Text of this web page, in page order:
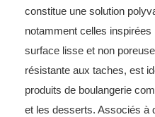
constitue une solution
notamment celles
surface lisse et non
résistante aux taches, est
produits de boulangerie
et les desserts. Associés à